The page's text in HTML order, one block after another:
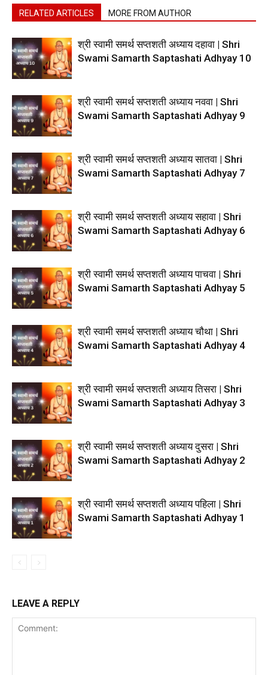
RELATED ARTICLES MORE FROM AUTHOR
श्री स्वामी समर्थ सप्तशती अध्याय दहावा | Shri
Swami Samarth Saptashati Adhyay 10
श्री स्वामी समर्थ सप्तशती अध्याय नववा | Shri
Swami Samarth Saptashati Adhyay 9
श्री स्वामी समर्थ सप्तशती अध्याय सातवा | Shri
Swami Samarth Saptashati Adhyay 7
श्री स्वामी समर्थ सप्तशती अध्याय सहावा | Shri
Swami Samarth Saptashati Adhyay 6
श्री स्वामी समर्थ सप्तशती अध्याय पाचवा | Shri
Swami Samarth Saptashati Adhyay 5
श्री स्वामी समर्थ सप्तशती अध्याय चौथा | Shri
Swami Samarth Saptashati Adhyay 4
श्री स्वामी समर्थ सप्तशती अध्याय तिसरा | Shri
Swami Samarth Saptashati Adhyay 3
श्री स्वामी समर्थ सप्तशती अध्याय दुसरा | Shri
Swami Samarth Saptashati Adhyay 2
श्री स्वामी समर्थ सप्तशती अध्याय पहिला | Shri
Swami Samarth Saptashati Adhyay 1
LEAVE A REPLY